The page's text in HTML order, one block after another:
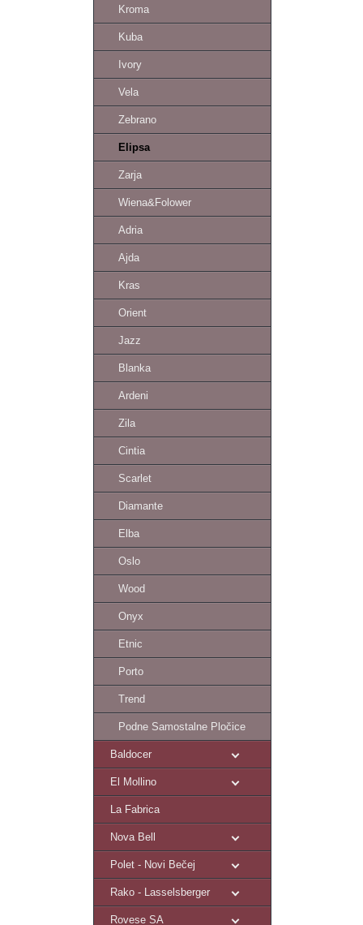
Kroma
Kuba
Ivory
Vela
Zebrano
Elipsa
Zarja
Wiena&Folower
Adria
Ajda
Kras
Orient
Jazz
Blanka
Ardeni
Zila
Cintia
Scarlet
Diamante
Elba
Oslo
Wood
Onyx
Etnic
Porto
Trend
Podne Samostalne Pločice
Baldocer
El Mollino
La Fabrica
Nova Bell
Polet - Novi Bečej
Rako - Lasselsberger
Rovese SA